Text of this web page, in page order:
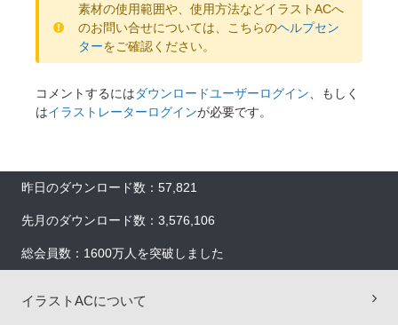
素材の使用範囲や、使用方法などイラストACへ
のお問い合せについては、こちらのヘルプセン
ターをご確認ください。
コメントするにはダウンロードユーザーログイン 、もしく
はイラストレーターログインが必要です。
昨日のダウンロード数：57,821
先月のダウンロード数：3,576,106
総会員数：1600万人を突破しました
イラストACについて